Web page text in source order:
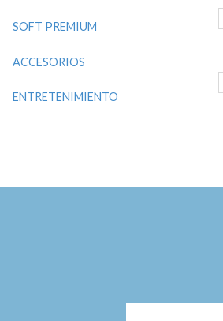
SOFT PREMIUM
ACCESORIOS
ENTRETENIMIENTO